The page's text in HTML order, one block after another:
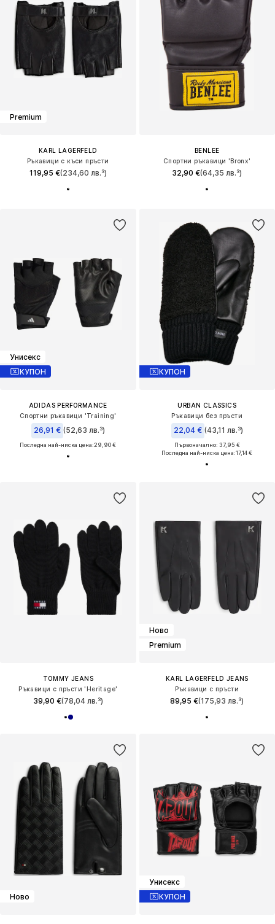
Premium
KARL LAGERFELD
Ръкавици с къси пръсти
119,95 €(234,60 лв.³)
BENLEE
Спортни ръкавици 'Bronx'
32,90 €(64,35 лв.³)
Унисекс
КУПОН
ADIDAS PERFORMANCE
Спортни ръкавици 'Training'
26,91 € (52,63 лв.³)
Последна най-ниска цена:29,90 €
КУПОН
URBAN CLASSICS
Ръкавици без пръсти
22,04 € (43,11 лв.³)
Първоначално: 37,95 €
Последна най-ниска цена:17,14 €
TOMMY JEANS
Ръкавици с пръсти 'Heritage'
39,90 €(78,04 лв.³)
Ново
Premium
KARL LAGERFELD JEANS
Ръкавици с пръсти
89,95 €(175,93 лв.³)
Ново
Унисекс
КУПОН